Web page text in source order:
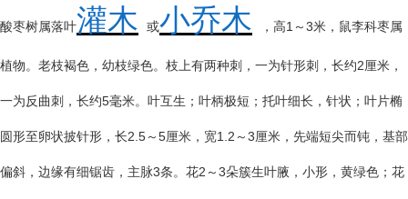
酸枣树属落叶灌木 或小乔木 ，高1 ～ 3米，鼠李科枣属
植物。老枝褐色，幼枝绿色。枝上有两种刺，一为针形刺，长约2厘米，
一为反曲刺，长约5毫米。叶互生；叶柄极短；托叶细长，针状；叶片椭
圆形至卵状披针形，长2.5 ～ 5厘米，宽1.2 ～ 3厘米，先端短尖而钝，基部
偏斜，边缘有细锯齿，主脉3条。花2 ～ 3朵簇生叶腋，小形，黄绿色；花